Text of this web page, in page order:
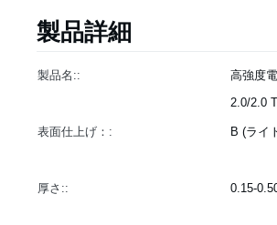
製品詳細
製品名::
高強度
2.0/2.0
表面仕上げ：: B (ライ
厚さ:: 0.15-